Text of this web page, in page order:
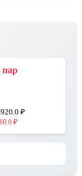
пар
₽
₽